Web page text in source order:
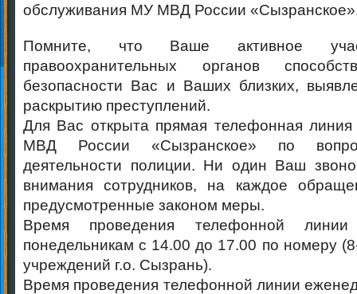
обслуживания МУ МВД России
Помните, что Ваше активное
правоохранительных органов
безопасности Вас и Ваших близких,
раскрытию преступлений.
Для Вас открыта прямая телефонная
МВД России «Сызранское» по
деятельности полиции. Ни один Ваш
внимания сотрудников, на каждое
предусмотренные законом меры.
Время проведения телефонной
понедельникам с 14.00 до 17.00 по номеру
учреждений г.о. Сызрань).
Время проведения телефонной линии